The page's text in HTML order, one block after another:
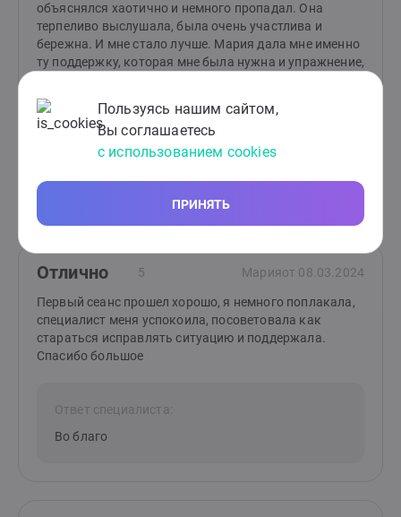
Пользуясь нашим сайтом,
Вы соглашаетесь
с использованием cookies
ПРИНЯТЬ
объяснялся хаотично и немного пропадал. Она
терпеливо выслушала, была очень участлива и
бережна. И мне стало лучше. Мария дала мне именно
ту поддержку, которая мне была нужна и упражнение,
мне справится с моей проблемой.
Ответ специалиста:
Благодарю, пусть все решится
Отлично 5 Марияот 08.03.2024
Первый сеанс прошел хорошо, я немного поплакала,
специалист меня успокоила, посоветовала как
стараться исправлять ситуацию и поддержала.
Спасибо большое
Ответ специалиста:
Во благо